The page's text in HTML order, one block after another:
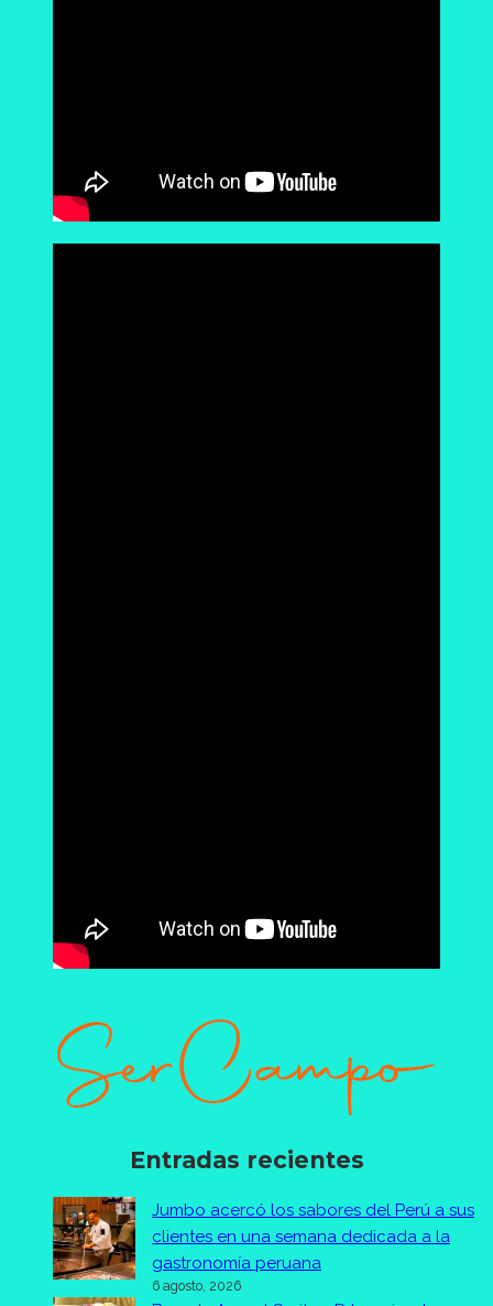
Entradas recientes
Jumbo acercó los sabores del Perú a sus
clientes en una semana dedicada a la
gastronomía peruana
6 agosto, 2026